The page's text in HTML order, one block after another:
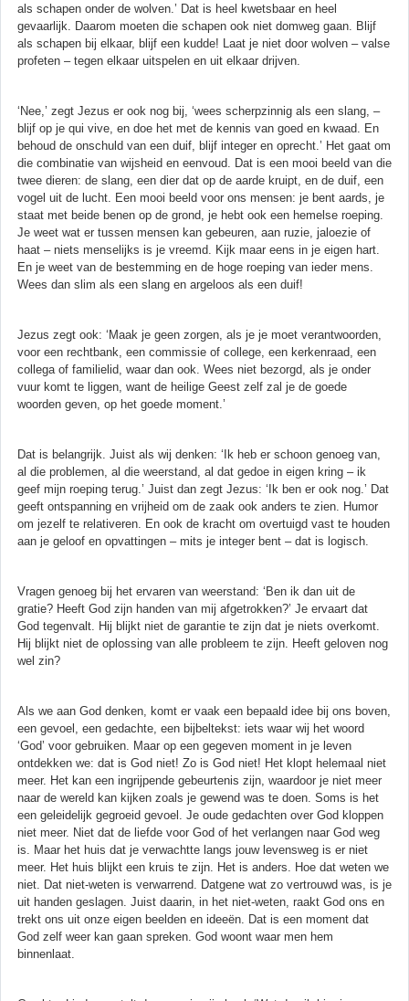
als schapen onder de wolven.’ Dat is heel kwetsbaar en heel
gevaarlijk. Daarom moeten die schapen ook niet domweg gaan. Blijf
als schapen bij elkaar, blijf een kudde! Laat je niet door wolven – valse
profeten – tegen elkaar uitspelen en uit elkaar drijven.
‘Nee,’ zegt Jezus er ook nog bij, ‘wees scherpzinnig als een slang, –
blijf op je qui vive, en doe het met de kennis van goed en kwaad. En
behoud de onschuld van een duif, blijf integer en oprecht.’ Het gaat om
die combinatie van wijsheid en eenvoud. Dat is een mooi beeld van die
twee dieren: de slang, een dier dat op de aarde kruipt, en de duif, een
vogel uit de lucht. Een mooi beeld voor ons mensen: je bent aards, je
staat met beide benen op de grond, je hebt ook een hemelse roeping.
Je weet wat er tussen mensen kan gebeuren, aan ruzie, jaloezie of
haat – niets menselijks is je vreemd. Kijk maar eens in je eigen hart.
En je weet van de bestemming en de hoge roeping van ieder mens.
Wees dan slim als een slang en argeloos als een duif!
Jezus zegt ook: ‘Maak je geen zorgen, als je je moet verantwoorden,
voor een rechtbank, een commissie of college, een kerkenraad, een
collega of familielid, waar dan ook. Wees niet bezorgd, als je onder
vuur komt te liggen, want de heilige Geest zelf zal je de goede
woorden geven, op het goede moment.’
Dat is belangrijk. Juist als wij denken: ‘Ik heb er schoon genoeg van,
al die problemen, al die weerstand, al dat gedoe in eigen kring – ik
geef mijn roeping terug.’ Juist dan zegt Jezus: ‘Ik ben er ook nog.’ Dat
geeft ontspanning en vrijheid om de zaak ook anders te zien. Humor
om jezelf te relativeren. En ook de kracht om overtuigd vast te houden
aan je geloof en opvattingen – mits je integer bent – dat is logisch.
Vragen genoeg bij het ervaren van weerstand: ‘Ben ik dan uit de
gratie? Heeft God zijn handen van mij afgetrokken?’ Je ervaart dat
God tegenvalt. Hij blijkt niet de garantie te zijn dat je niets overkomt.
Hij blijkt niet de oplossing van alle probleem te zijn. Heeft geloven nog
wel zin?
Als we aan God denken, komt er vaak een bepaald idee bij ons boven,
een gevoel, een gedachte, een bijbeltekst: iets waar wij het woord
‘God’ voor gebruiken. Maar op een gegeven moment in je leven
ontdekken we: dat is God niet! Zo is God niet! Het klopt helemaal niet
meer. Het kan een ingrijpende gebeurtenis zijn, waardoor je niet meer
naar de wereld kan kijken zoals je gewend was te doen. Soms is het
een geleidelijk gegroeid gevoel. Je oude gedachten over God kloppen
niet meer. Niet dat de liefde voor God of het verlangen naar God weg
is. Maar het huis dat je verwachtte langs jouw levensweg is er niet
meer. Het huis blijkt een kruis te zijn. Het is anders. Hoe dat weten we
niet. Dat niet-weten is verwarrend. Datgene wat zo vertrouwd was, is je
uit handen geslagen. Juist daarin, in het niet-weten, raakt God ons en
trekt ons uit onze eigen beelden en ideeën. Dat is een moment dat
God zelf weer kan gaan spreken. God woont waar men hem
binnenlaat.